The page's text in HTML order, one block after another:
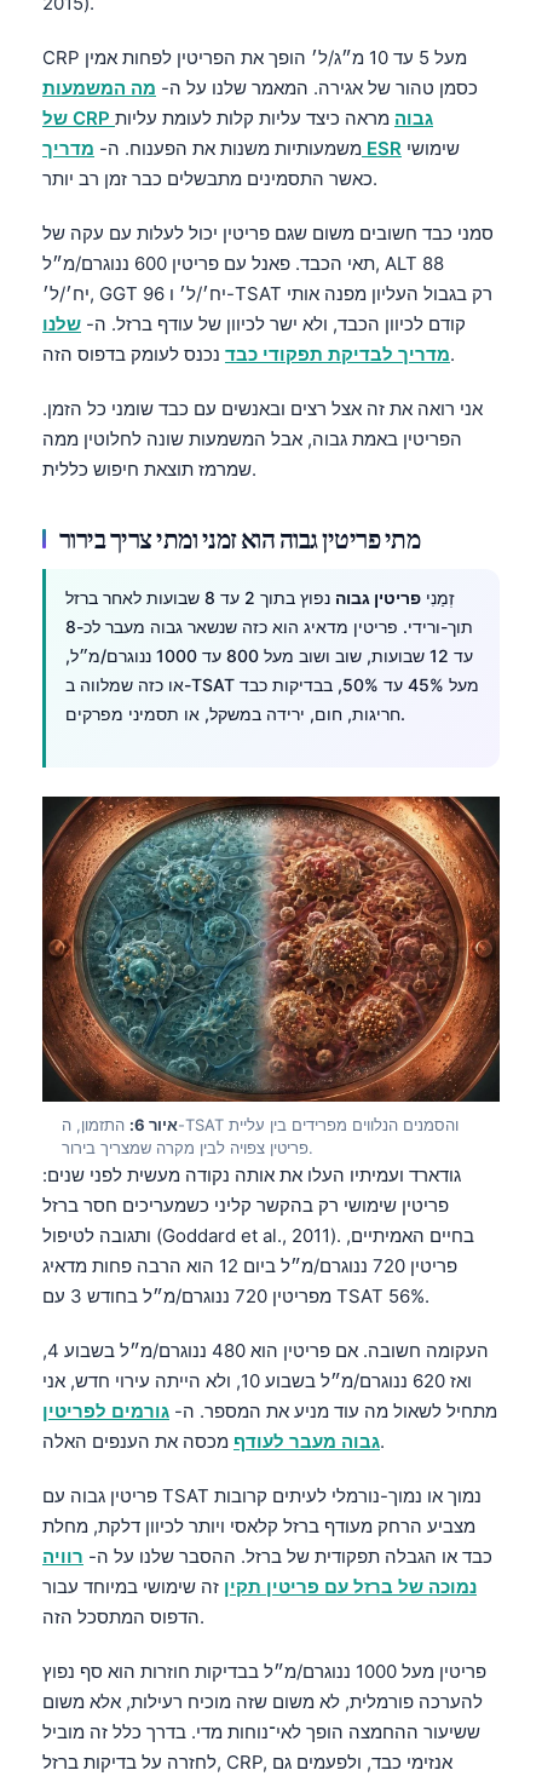
CRP מעל 5 עד 10 מ״ג/ל׳ הופך את הפריטין לפחות אמין
כסמן טהור של אגירה. המאמר שלנו על ה- מה המשמעות
של CRP גבוה מראה כיצד עליות קלות לעומת עליות
משמעותיות משנות את הפענוח. ה- מדריך ESR
כאשר התסמינים מתבשלים כבר זמן רב יותר.
סמני כבד חשובים משום שגם פריטין יכול לעלות עם עקה של
תאי הכבד. פאנל עם פריטין 600 ננוגרם/מ״ל, ALT 88
יח׳/ל׳, GGT 96 יח׳/ל׳ ו-TSAT רק בגבול העליון מפנה אותי
קודם לכיוון הכבד, ולא ישר לכיוון של עודף ברזל. ה- שלנו
מדריך לבדיקת תפקודי כבדנכנס לעומק בדפוס הזה.
אני רואה את זה אצל רצים ובאנשים עם כבד שומני כל הזמן.
הפריטין באמת גבוה, אבל המשמעות שונה לחלוטין ממה
שמרמז תוצאת חיפוש כללית.
מתי פריטין גבוה הוא זמני ומתי צריך בירור
זְמַנִי פריטין גבוה
נפוץ בתוך 2 עד 8 שבועות לאחר ברזל
תוך-ורידי. פריטין מדאיג הוא כזה שנשאר גבוה מעבר לכ-8
עד 12 שבועות, שוב ושוב מעל 800 עד 1000 ננוגרם/מ״ל,
או כזה שמלווה ב-TSAT מעל 45% עד 50%, בבדיקות כבד
חריגות, חום, ירידה במשקל, או תסמיני מפרקים.
איור 6:
התזמון, ה-TSAT והסמנים הנלווים מפרידים בין עליית
פריטין צפויה לבין מקרה שמצריך בירור.
גודארד ועמיתיו העלו את אותה נקודה מעשית לפני שנים:
פריטין שימושי רק בהקשר קליני כשמעריכים חסר ברזל
ותגובה לטיפול (Goddard et al., 2011). בחיים האמיתיים,
פריטין 720 ננוגרם/מ״ל ביום 12 הוא הרבה פחות מדאיג
מפריטין 720 ננוגרם/מ״ל בחודש 3 עם TSAT 56%.
העקומה חשובה. אם פריטין הוא 480 ננוגרם/מ״ל בשבוע 4,
ואז 620 ננוגרם/מ״ל בשבוע 10, ולא הייתה עירוי חדש, אני
מתחיל לשאול מה עוד מניע את המספר. ה- גורמים לפריטין
גבוה מעבר לעודףמכסה את הענפים האלה.
פריטין גבוה עם TSAT נמוך או נמוך-נורמלי לעיתים קרובות
מצביע הרחק מעודף ברזל קלאסי ויותר לכיוון דלקת, מחלת
כבד או הגבלה תפקודית של ברזל. ההסבר שלנו על ה- רוויה
נמוכה של ברזל עם פריטין תקין זה שימושי במיוחד עבור
הדפוס המתסכל הזה.
פריטין מעל 1000 ננוגרם/מ״ל בבדיקות חוזרות הוא סף נפוץ
להערכה פורמלית, לא משום שזה מוכיח רעילות, אלא משום
ששיעור ההחמצה הופך לאי־נוחות מדי. בדרך כלל זה מוביל
לחזרה על בדיקות ברזל, CRP, אנזימי כבד, ולפעמים גם